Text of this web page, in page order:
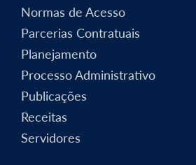
Normas de Acesso
Parcerias Contratuais
Planejamento
Processo Administrativo
Publicações
Receitas
Servidores